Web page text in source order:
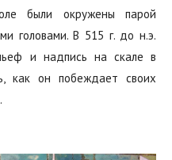
были окружены парой
головами. В 515 г. до н.э.
и надпись на скале в
как он побеждает своих